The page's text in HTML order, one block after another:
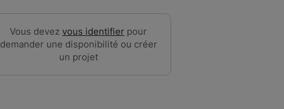
Vous devezvous identifier pour
demander une disponibilité ou créer
un projet